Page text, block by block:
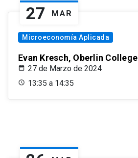
27 MAR
Microeconomía Aplicada
Evan Kresch, Oberlin College
27 de Marzo de 2024
13:35 a 14:35